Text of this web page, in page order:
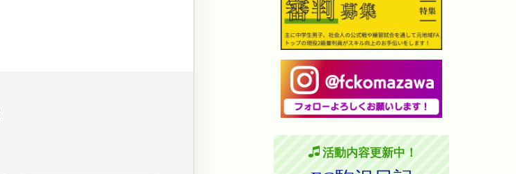
活動内容更新中！